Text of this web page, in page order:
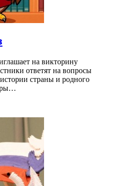
на викторину
ответят на вопросы
страны и родного